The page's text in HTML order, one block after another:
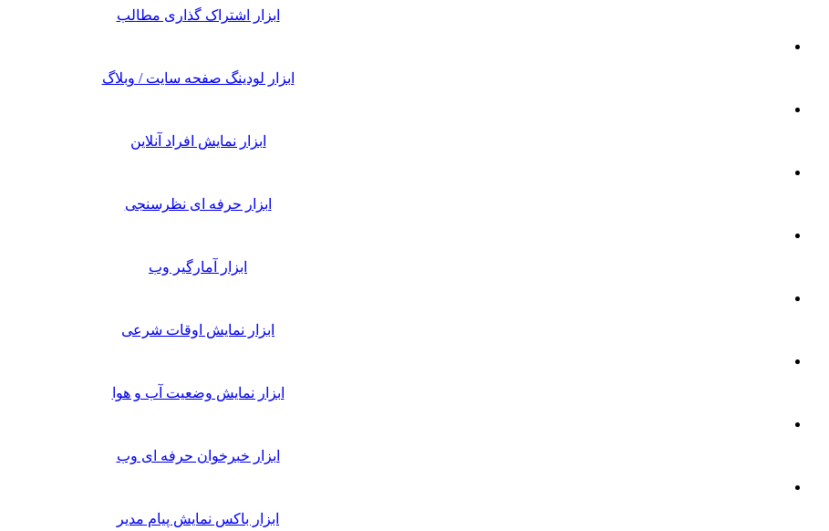
ابزار اشتراک گذاری مطالب
ابزار لودینگ صفحه سایت / وبلاگ
ابزار نمایش افراد آنلاین
ابزار حرفه ای نظرسنجی
ابزار آمارگیر وب
ابزار نمایش اوقات شرعی
ابزار نمایش وضعیت آب و هوا
ابزار خبرخوان حرفه ای وب
ابزار باکس نمایش پیام مدیر